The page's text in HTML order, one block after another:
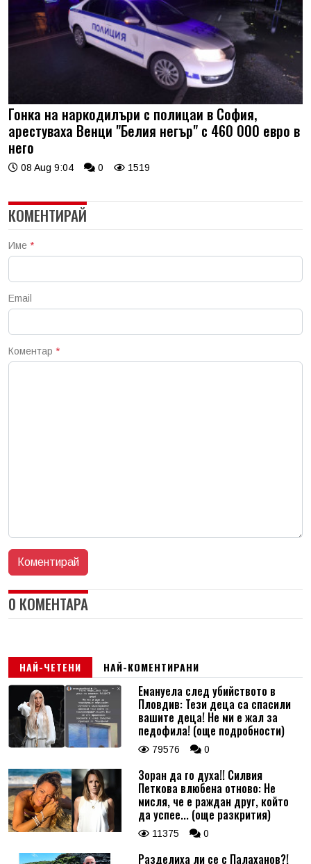
Гонка на наркодилъри с полицаи в София,
арестуваха Венци "Белия негър" с 460 000 евро в
него
08 Aug 9:04 0 1519
КОМЕНТИРАЙ
Име *
Email
Коментар *
0 КОМЕНТАРА
НАЙ-ЧЕТЕНИ НАЙ-КОМЕНТИРАНИ
Емануела след убийството в
Пловдив: Тези деца са спасили
вашите деца! Не ми е жал за
педофила! (още подробности)
79576 0
Зоран да го духа!! Силвия
Петкова влюбена отново: Не
мисля, че е раждан друг, който
да успее... (още разкрития)
11375 0
Разделиха ли се с Палаханов?!